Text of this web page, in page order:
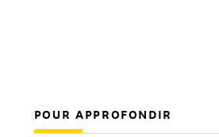
POUR APPROFONDIR